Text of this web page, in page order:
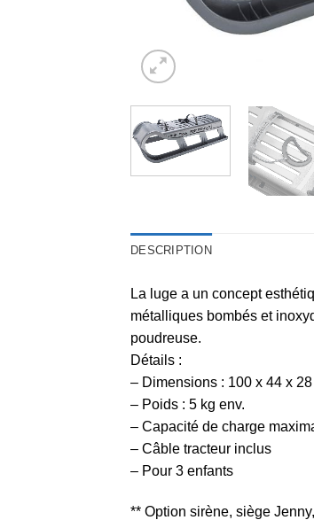
DESCRIPTION
La luge a un concept
métalliques bombés et
poudreuse.
Détails :
– Dimensions : 100 x 44 x 28
– Poids : 5 kg env.
– Capacité de charge
– Câble tracteur inclus
– Pour 3 enfants
** Option sirène, siège